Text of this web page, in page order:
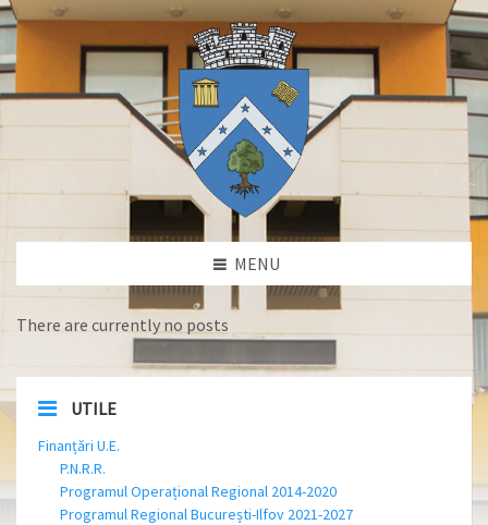
MENU
There are currently no posts
UTILE
Finanțări U.E.
P.N.R.R.
Programul Operațional Regional 2014-2020
Programul Regional București-Ilfov 2021-2027